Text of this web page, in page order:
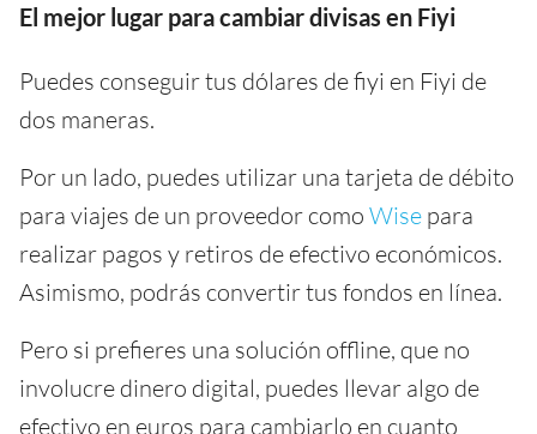
El mejor lugar para cambiar divisas en Fiyi
Puedes conseguir tus dólares de fiyi en Fiyi de
dos maneras.
Por un lado, puedes utilizar una tarjeta de débito
para viajes de un proveedor como Wise para
realizar pagos y retiros de efectivo económicos.
Asimismo, podrás convertir tus fondos en línea.
Pero si prefieres una solución offline, que no
involucre dinero digital, puedes llevar algo de
efectivo en euros para cambiarlo en cuanto